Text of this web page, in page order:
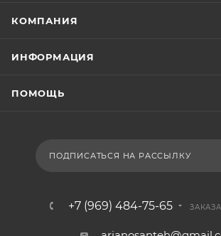
КОМПАНИЯ
ИНФОРМАЦИЯ
ПОМОЩЬ
ПОДПИСАТЬСЯ НА РАССЫЛКУ
+7 (969) 484-75-65